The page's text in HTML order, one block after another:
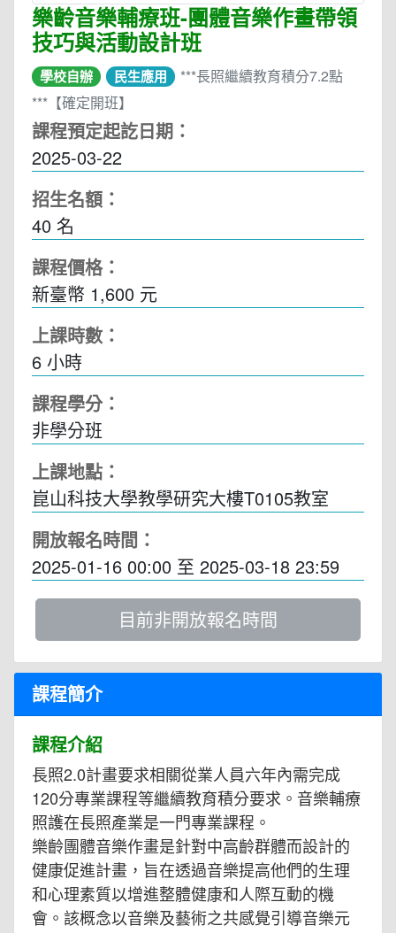
樂齡音樂輔療班-團體音樂作畫帶領
技巧與活動設計班
學校自辦 民生應用
***長照繼續教育積分7.2點
***【確定開班】
課程預定起訖日期：
2025-03-22
招生名額：
40 名
課程價格：
新臺幣 1,600 元
上課時數：
6 小時
課程學分：
非學分班
上課地點：
崑山科技大學教學研究大樓T0105教室
開放報名時間：
2025-01-16 00:00 至 2025-03-18 23:59
目前非開放報名時間
課程簡介
課程介紹
長照2.0計畫要求相關從業人員六年內需完成
120分專業課程等繼續教育積分要求。音樂輔療
照護在長照產業是一門專業課程。
樂齡團體音樂作畫是針對中高齡群體而設計的
健康促進計畫，旨在透過音樂提高他們的生理
和心理素質以增進整體健康和人際互動的機
會。該概念以音樂及藝術之共感覺引導音樂元